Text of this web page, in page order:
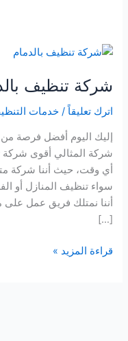
شركة تنظيف
اترك تعليقاً /خدمات
إليك اليوم أفضل فرصة من
شركة المثالي أقوى شركة
أي وقت، حيث أننا شركة
سواء تنظيف المنازل أو
أننا نمتلك فريق عمل
[…]
شركة
قراءة المزيد »